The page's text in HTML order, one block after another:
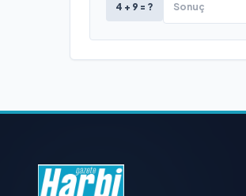
4 + 9 = ?